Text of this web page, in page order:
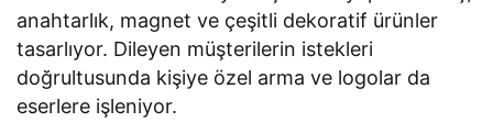
anahtarlık, magnet ve çeşitli dekoratif ürünler
tasarlıyor. Dileyen müşterilerin istekleri
doğrultusunda kişiye özel arma ve logolar da
eserlere işleniyor.